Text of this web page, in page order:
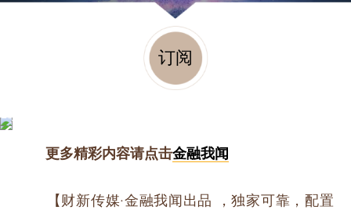
订阅
更多精彩内容请点击金融我闻
【财新传媒·金融我闻出品 ，独家可靠，配置